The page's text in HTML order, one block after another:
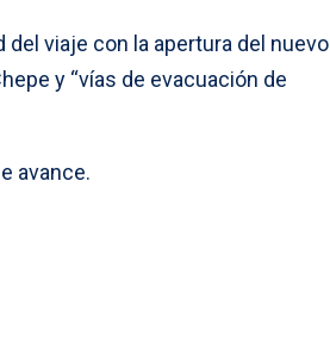
viaje con la apertura del nuevo
y “vías de evacuación de
avance.